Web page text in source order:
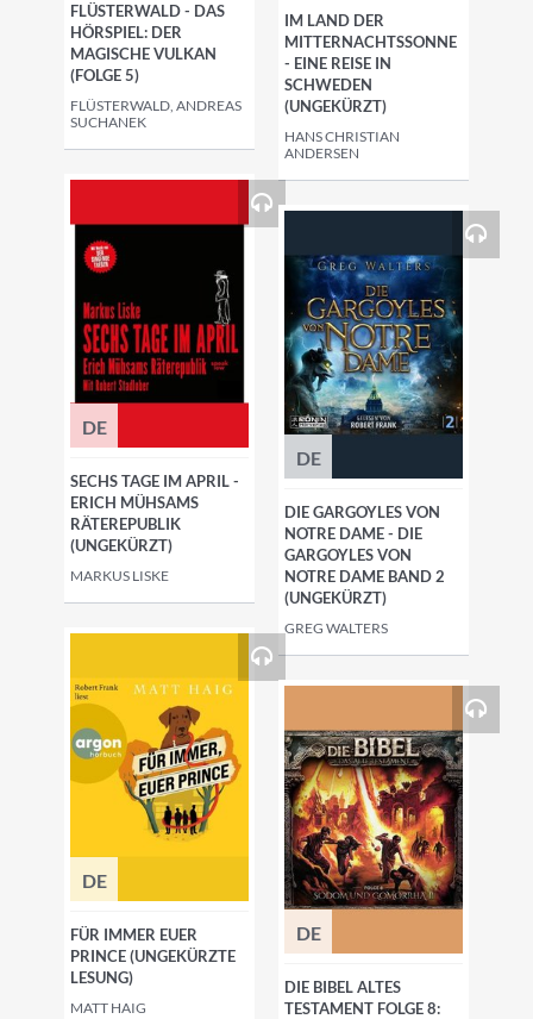
FLÜSTERWALD - DAS
HÖRSPIEL: DER
MAGISCHE VULKAN
(FOLGE 5)
FLÜSTERWALD, ANDREAS
SUCHANEK
IM LAND DER
MITTERNACHTSSONNE
- EINE REISE IN
SCHWEDEN
(UNGEKÜRZT)
HANS CHRISTIAN
ANDERSEN
DE
SECHS TAGE IM APRIL -
ERICH MÜHSAMS
RÄTEREPUBLIK
(UNGEKÜRZT)
MARKUS LISKE
DE
DIE GARGOYLES VON
NOTRE DAME - DIE
GARGOYLES VON
NOTRE DAME BAND 2
(UNGEKÜRZT)
GREG WALTERS
DE
FÜR IMMER EUER
PRINCE (UNGEKÜRZTE
LESUNG)
MATT HAIG
DE
DIE BIBEL ALTES
TESTAMENT FOLGE 8: